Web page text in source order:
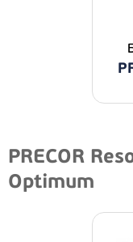
PRECOR
Optimum